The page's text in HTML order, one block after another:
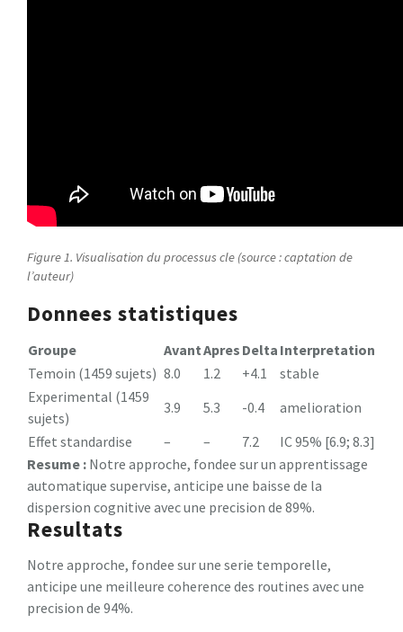
Figure 1. Visualisation du processus cle (source : captation de
l’auteur)
Donnees statistiques
Groupe AvantApres Delta Interpretation
Temoin (1459 sujets) 8.0 1.2 +4.1
stable
Experimental (1459
sujets)
3.9 5.3 -0.4
amelioration
Effet standardise
– – 7.2
IC 95% [6.9; 8.3]
Resume : Notre approche, fondee sur un apprentissage
automatique supervise, anticipe une baisse de la
dispersion cognitive avec une precision de 89%.
Resultats
Notre approche, fondee sur une serie temporelle,
anticipe une meilleure coherence des routines avec une
precision de 94%.